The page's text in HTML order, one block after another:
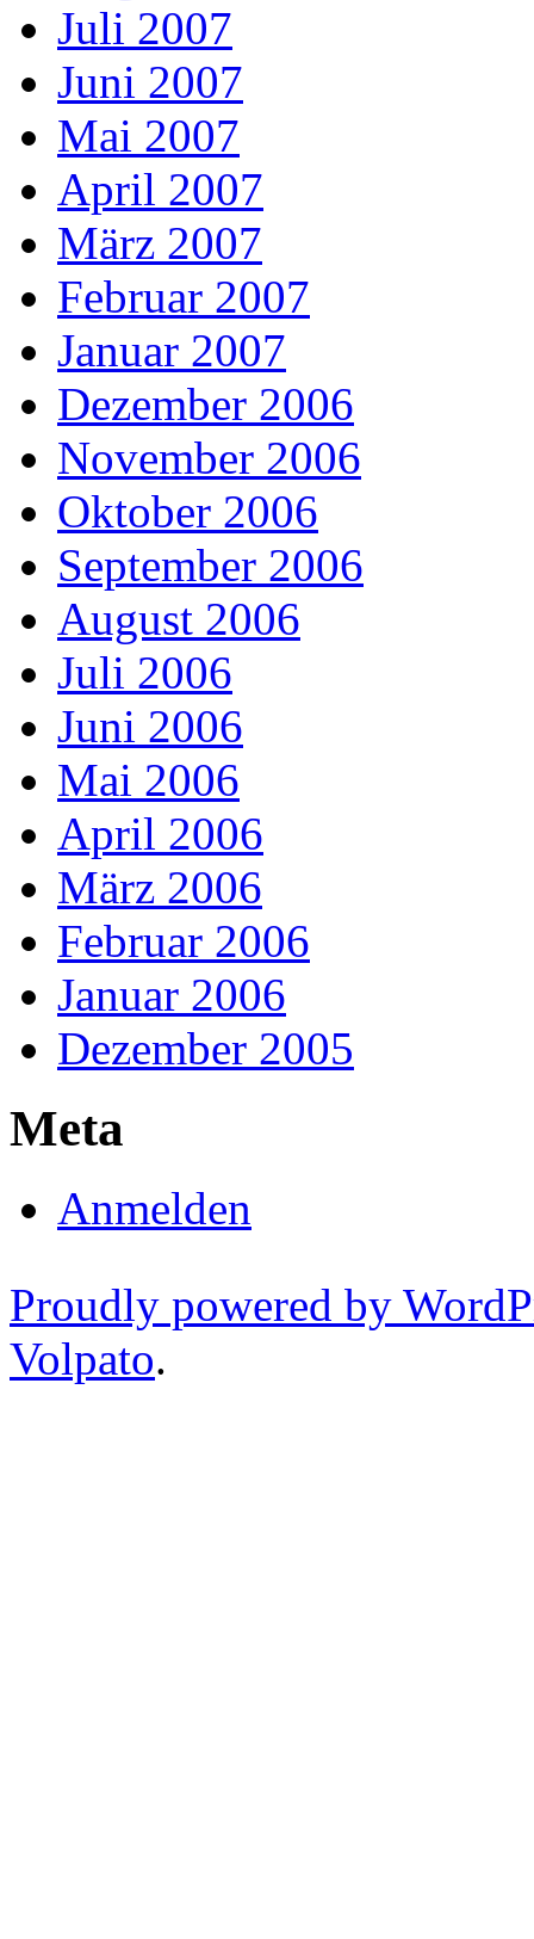
Juli 2007
Juni 2007
Mai 2007
April 2007
März 2007
Februar 2007
Januar 2007
Dezember 2006
November 2006
Oktober 2006
September 2006
August 2006
Juli 2006
Juni 2006
Mai 2006
April 2006
März 2006
Februar 2006
Januar 2006
Dezember 2005
Meta
Anmelden
Proudly powered by
Volpato.